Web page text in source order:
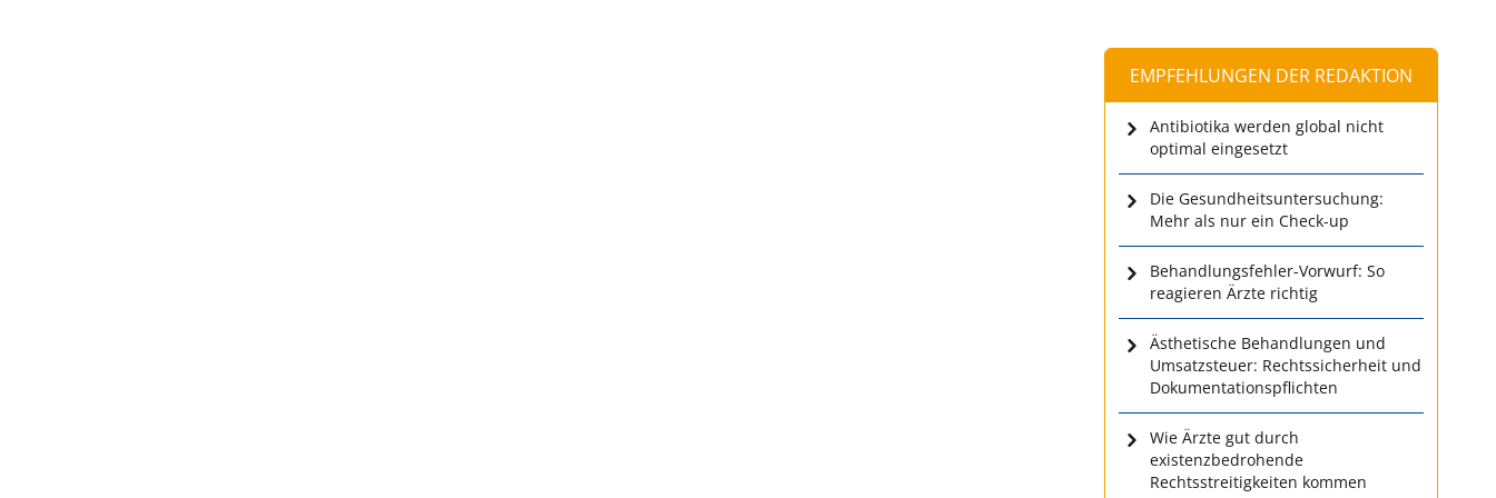
EMPFEHLUNGEN DER REDAKTION
Antibiotika werden global nicht
optimal eingesetzt
Die Gesundheitsuntersuchung:
Mehr als nur ein Check-up
Behandlungsfehler-Vorwurf: So
reagieren Ärzte richtig
Ästhetische Behandlungen und
Umsatzsteuer: Rechtssicherheit und
Dokumentationspflichten
Wie Ärzte gut durch
existenzbedrohende
Rechtsstreitigkeiten kommen